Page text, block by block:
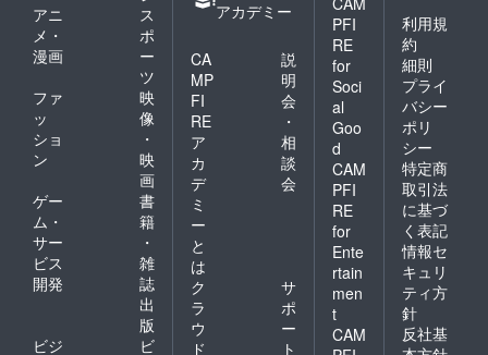
アニ
メ・
漫画
ス
ポ
ー
ツ
ファ
ッ
ショ
ン
映
像
・
映
画
ゲー
ム・
サー
ビス
開発
書
籍
・
雑
誌
出
版
ビジ
ビ
アカデミー
CA
MP
FI
RE
ア
カ
デ
ミ
ー
と
は
説
明
会
・
相
談
会
ク
ラ
ウ
ド
サ
ポ
ー
ト
PFI
RE
for
Soci
al
Goo
d
CAM
PFI
RE
for
Ente
rtain
men
t
CAM
利用規
約
細則
プライ
バシー
ポリ
シー
特定商
取引法
に基づ
く表記
情報セ
キュリ
ティ方
針
反社基